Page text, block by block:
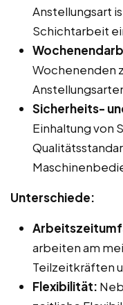
Anstellungsart
Schichtarbeit
Wochenenden
Sicherheits-
Einhaltung von
Unterschiede:
arbeiten am
Teilzeitkräften
Flexibilität: